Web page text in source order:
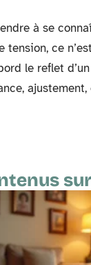
à se
tension, ce
le reflet